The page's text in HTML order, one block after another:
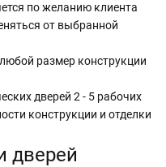
по желанию клиента
от выбранной
размер конструкции
дверей 2 - 5 рабочих
конструкции и отделки
дверей